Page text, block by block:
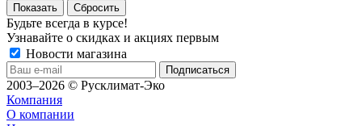
Сбросить
Будьте всегда в курсе!
Узнавайте о скидках и акциях первым
Новости магазина
2003–2026 © Русклимат-Эко
Компания
О компании